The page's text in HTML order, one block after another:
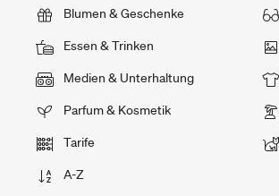
Blumen & Geschenke
Essen & Trinken
Medien & Unterhaltung
Parfum & Kosmetik
Tarife
A-Z